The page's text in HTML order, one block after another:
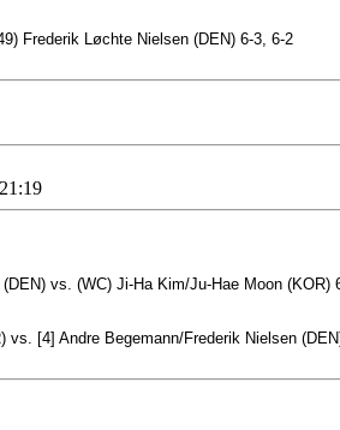
Frederik Løchte Nielsen (DEN) 6-3, 6-2
vs. (WC) Ji-Ha Kim/Ju-Hae Moon (KOR)
vs. [4] Andre Begemann/Frederik Nielsen